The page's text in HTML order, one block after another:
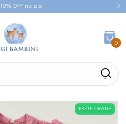
10% OFF no pix
0
FRETE GRÁTIS